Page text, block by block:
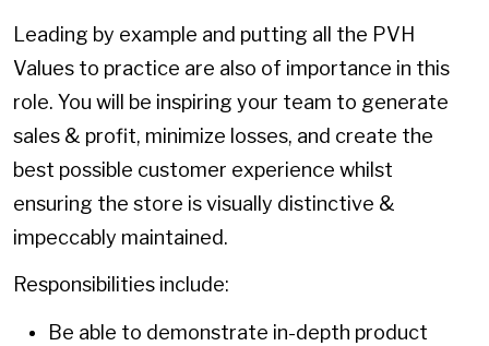
Leading by example and putting all the PVH
Values to practice are also of importance in this
role. You will be inspiring your team to generate
sales & profit, minimize losses, and create the
best possible customer experience whilst
ensuring the store is visually distinctive &
impeccably maintained.
Responsibilities include:
Be able to demonstrate in-depth product